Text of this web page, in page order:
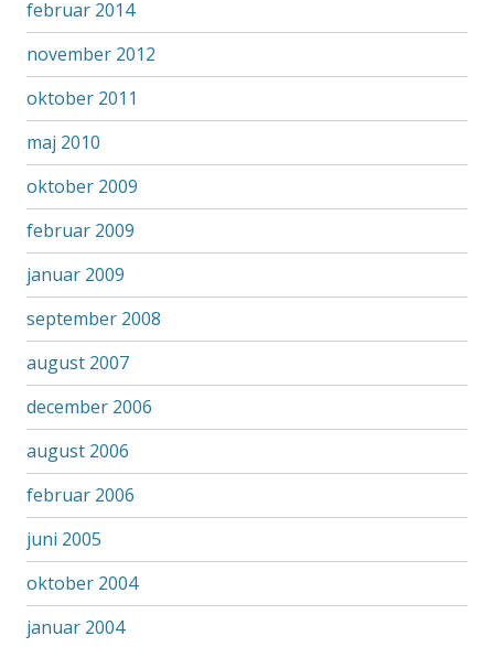
februar 2014
november 2012
oktober 2011
maj 2010
oktober 2009
februar 2009
januar 2009
september 2008
august 2007
december 2006
august 2006
februar 2006
juni 2005
oktober 2004
januar 2004